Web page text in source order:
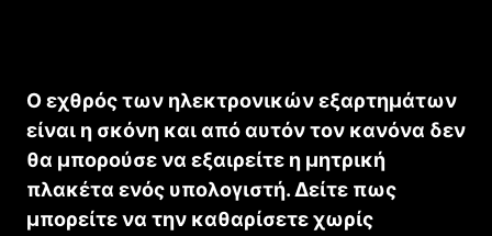
Ο εχθρός των ηλεκτρονικών εξαρτημάτων
είναι η σκόνη και από αυτόν τον κανόνα δεν
θα μπορούσε να εξαιρείτε η μητρική
πλακέτα ενός υπολογιστή. Δείτε πως
μπορείτε να την καθαρίσετε χωρίς